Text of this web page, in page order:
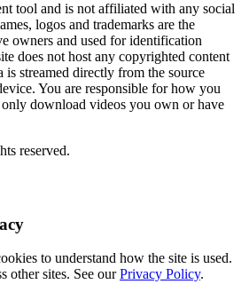
tool and is not affiliated with any social
logos and trademarks are the
owners and used for identification
does not host any copyrighted content
streamed directly from the source
You are responsible for how you
download videos you own or have
reserved.
to understand how the site is used.
other sites. See ourPrivacy Policy.